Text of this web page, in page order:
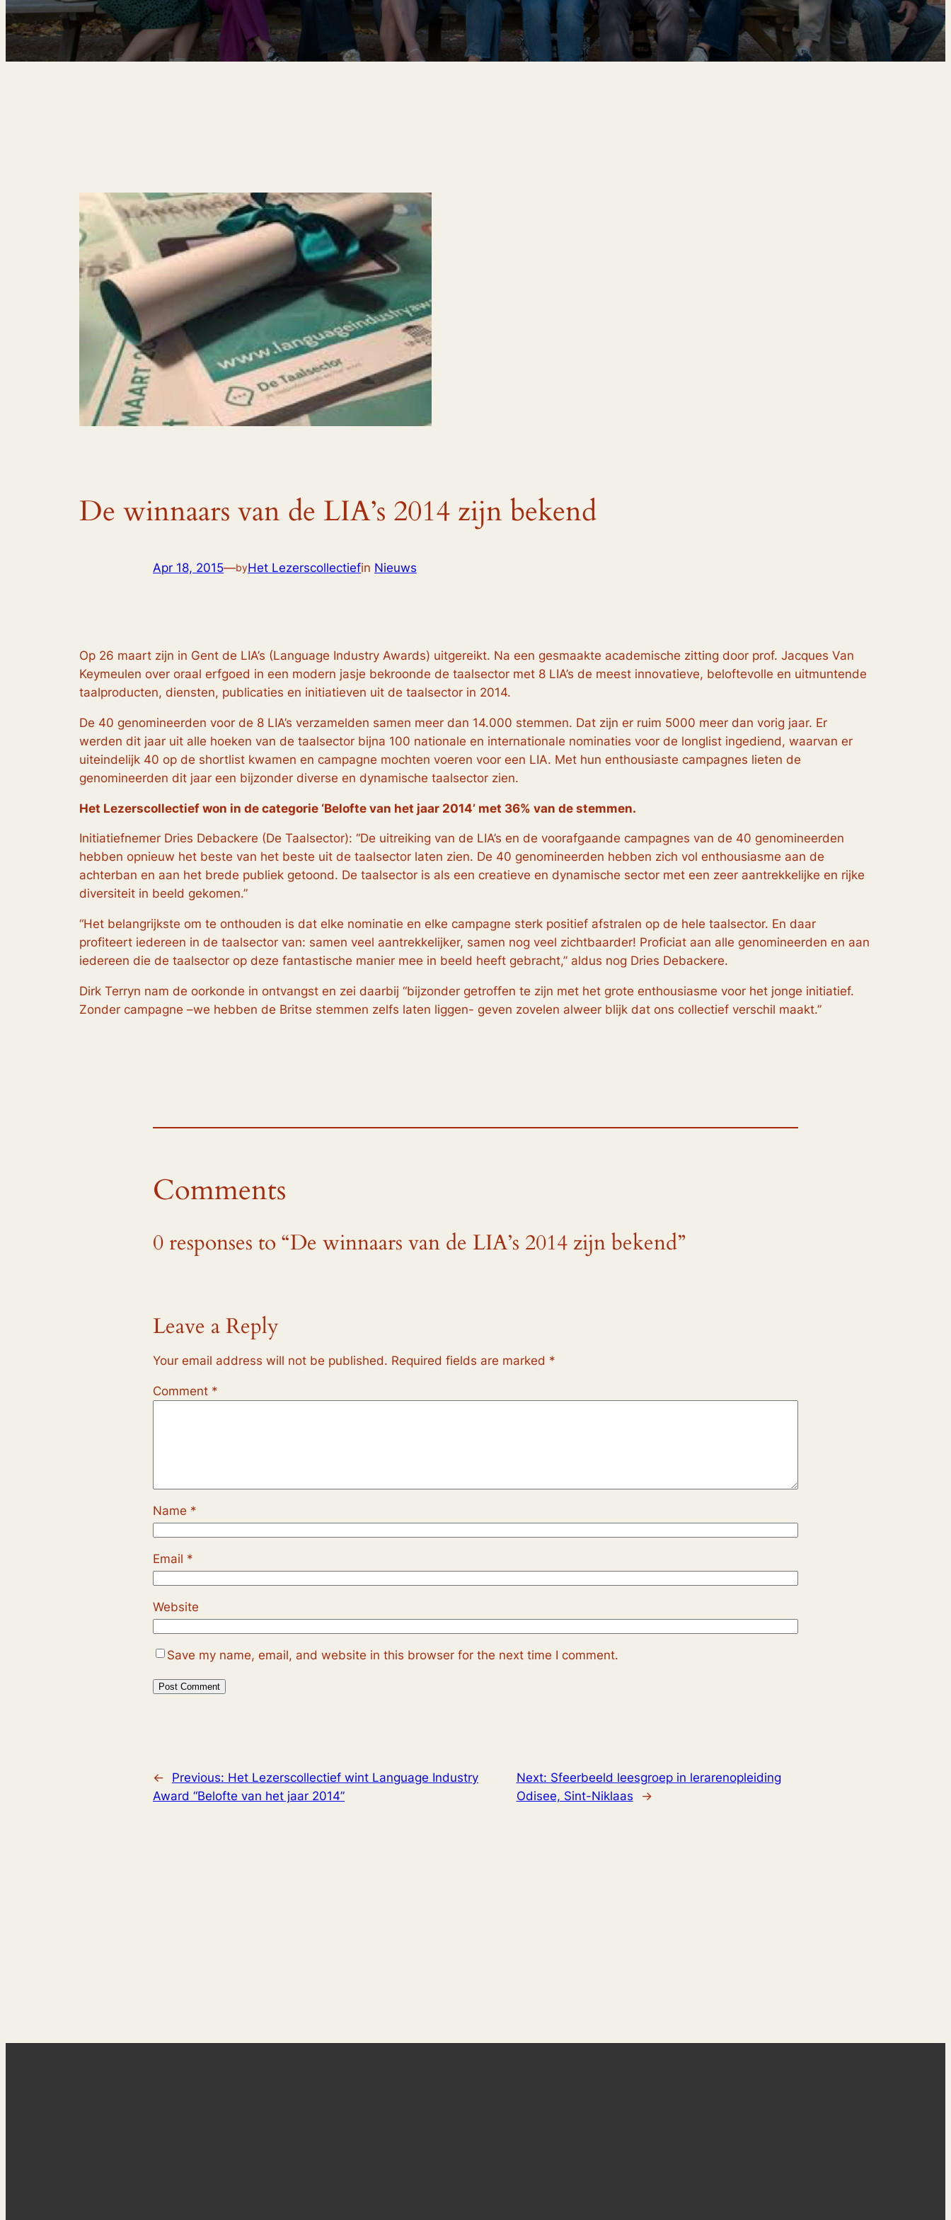
De winnaars van de LIA’s 2014 zijn bekend
Apr 18, 2015—byHet Lezerscollectiefin Nieuws
Op 26 maart zijn in Gent de LIA’s (Language Industry Awards) uitgereikt. Na een gesmaakte academische zitting door prof. Jacques Van
Keymeulen over oraal erfgoed in een modern jasje bekroonde de taalsector met 8 LIA’s de meest innovatieve, beloftevolle en uitmuntende
taalproducten, diensten, publicaties en initiatieven uit de taalsector in 2014.
De 40 genomineerden voor de 8 LIA’s verzamelden samen meer dan 14.000 stemmen. Dat zijn er ruim 5000 meer dan vorig jaar. Er
werden dit jaar uit alle hoeken van de taalsector bijna 100 nationale en internationale nominaties voor de longlist ingediend, waarvan er
uiteindelijk 40 op de shortlist kwamen en campagne mochten voeren voor een LIA. Met hun enthousiaste campagnes lieten de
genomineerden dit jaar een bijzonder diverse en dynamische taalsector zien.
Het Lezerscollectief won in de categorie ‘Belofte van het jaar 2014’ met 36% van de stemmen.
Initiatiefnemer Dries Debackere (De Taalsector): “De uitreiking van de LIA’s en de voorafgaande campagnes van de 40 genomineerden
hebben opnieuw het beste van het beste uit de taalsector laten zien. De 40 genomineerden hebben zich vol enthousiasme aan de
achterban en aan het brede publiek getoond. De taalsector is als een creatieve en dynamische sector met een zeer aantrekkelijke en rijke
diversiteit in beeld gekomen.”
“Het belangrijkste om te onthouden is dat elke nominatie en elke campagne sterk positief afstralen op de hele taalsector. En daar
profiteert iedereen in de taalsector van: samen veel aantrekkelijker, samen nog veel zichtbaarder! Proficiat aan alle genomineerden en aan
iedereen die de taalsector op deze fantastische manier mee in beeld heeft gebracht,” aldus nog Dries Debackere.
Dirk Terryn nam de oorkonde in ontvangst en zei daarbij “bijzonder getroffen te zijn met het grote enthousiasme voor het jonge initiatief.
Zonder campagne –we hebben de Britse stemmen zelfs laten liggen- geven zovelen alweer blijk dat ons collectief verschil maakt.”
Comments
0 responses to “De winnaars van de LIA’s 2014 zijn bekend”
Leave a Reply
Your email address will not be published. Required fields are marked *
Comment *
Name *
Email *
Website
Save my name, email, and website in this browser for the next time I comment.
← Previous: Het Lezerscollectief wint Language Industry
Award “Belofte van het jaar 2014”
Next: Sfeerbeeld leesgroep in lerarenopleiding
Odisee, Sint-Niklaas
→